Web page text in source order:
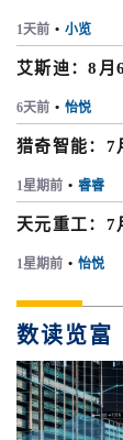
1天前 • 小览
艾斯迪：8月
6天前 • 怡悦
猎奇智能：7
1星期前 • 睿睿
天元重工：7
1星期前 • 怡悦
数读览富